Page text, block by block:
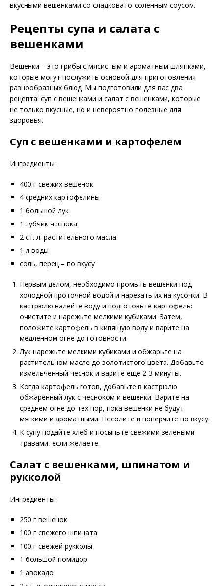
вкусными вешенками со сладковато-соленным соусом.
Рецепты супа и салата с
вешенками
Вешенки – это грибы с мясистым и ароматным шляпками,
которые могут послужить основой для приготовления
разнообразных блюд. Мы подготовили для вас два
рецепта: суп с вешенками и салат с вешенками, которые
не только вкусные, но и невероятно полезные для
здоровья.
Суп с вешенками и картофелем
Ингредиенты:
400 г свежих вешенок
4 средних картофелины
1 большой лук
1 зубчик чеснока
2 ст. л. растительного масла
1 л воды
соль, перец – по вкусу
Первым делом, необходимо промыть вешенки под
холодной проточной водой и нарезать их на кусочки. В
кастрюлю налейте воду и подготовьте картофель:
очистите и нарежьте мелкими кубиками. Затем,
положите картофель в кипящую воду и варите на
медленном огне до готовности.
Лук нарежьте мелкими кубиками и обжарьте на
растительном масле до золотистого цвета. Добавьте
измельченный чеснок и варите еще 2-3 минуты.
Когда картофель готов, добавьте в кастрюлю
обжаренный лук с чесноком и вешенки. Варите на
среднем огне до тех пор, пока вешенки не будут
мягкими и ароматными. Посолите и поперчите по вкусу.
К супу подайте хлеб и посыпьте свежими зелеными
травами, если желаете.
Салат с вешенками, шпинатом и
рукколой
Ингредиенты:
250 г вешенок
100 г свежего шпината
100 г свежей рукколы
1 большой помидор
1 авокадо